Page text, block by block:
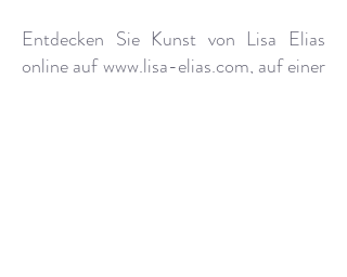
Entdecken Sie Kunst von Lisa Elias
online aufwww.lisa-elias.com, auf einer